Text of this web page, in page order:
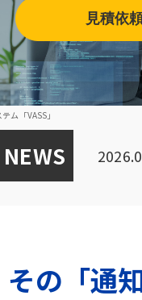
ム「VASS」
見積依
NEWS
その「通